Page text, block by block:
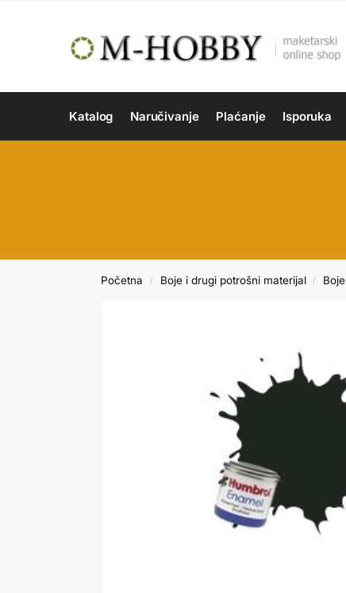
Katalog Naručivanje Plaćanje Isporuka
Početna / Boje i drugi potrošni materijal / Boje